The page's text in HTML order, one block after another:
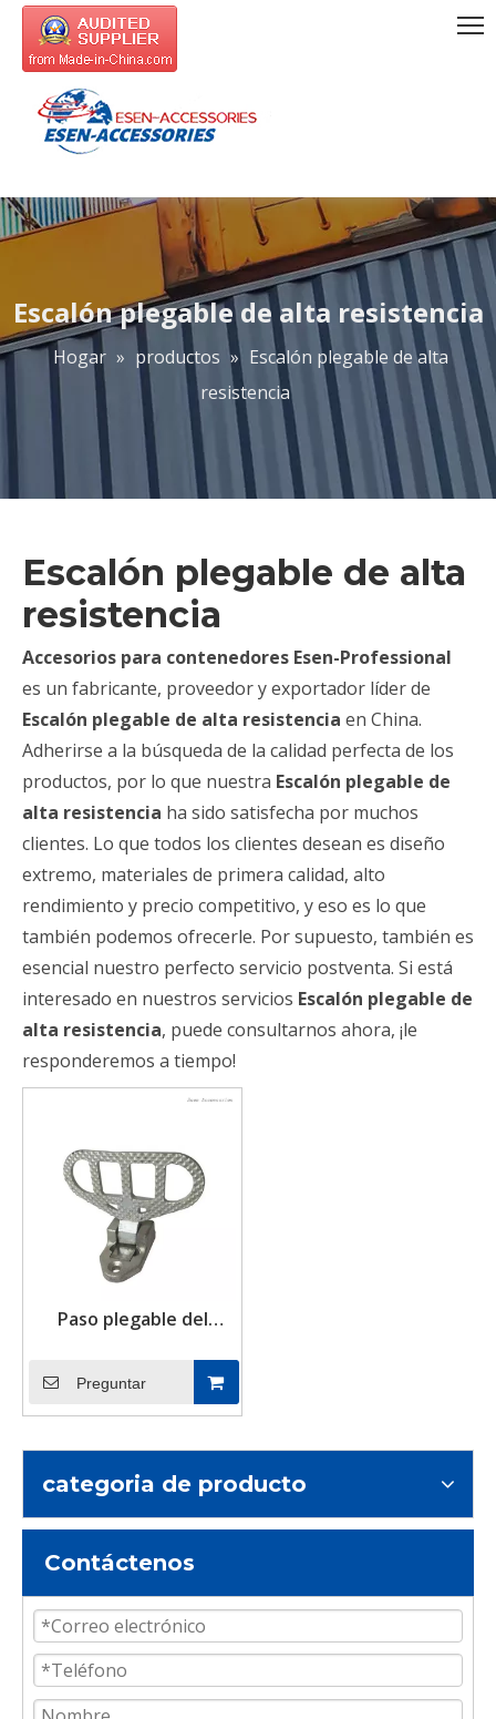
Escalón plegable de alta resistencia
Hogar » productos » Escalón plegable de alta
resistencia
Escalón plegable de alta
resistencia
Accesorios para contenedores Esen-Professional
es un fabricante, proveedor y exportador líder de
Escalón plegable de alta resistencia en China.
Adherirse a la búsqueda de la calidad perfecta de los
productos, por lo que nuestra Escalón plegable de
alta resistencia ha sido satisfecha por muchos
clientes. Lo que todos los clientes desean es diseño
extremo, materiales de primera calidad, alto
rendimiento y precio competitivo, y eso es lo que
también podemos ofrecerle. Por supuesto, también es
esencial nuestro perfecto servicio postventa. Si está
interesado en nuestros servicios Escalón plegable de
alta resistencia, puede consultarnos ahora, ¡le
responderemos a tiempo!
Paso plegable del
antideslizante de acero
de fundición de alta
resistencia para
Preguntar
categoria de producto
Contáctenos